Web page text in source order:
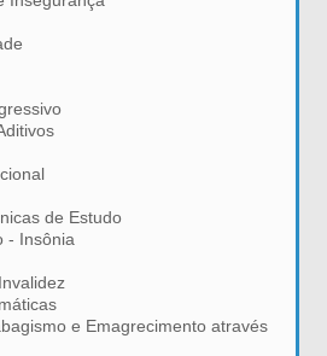
de Estudo
- Insônia
e Emagrecimento através